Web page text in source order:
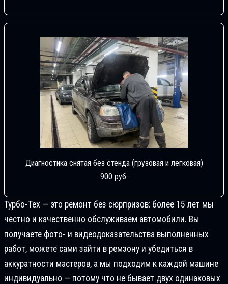
Диагностика снятая без стенда (грузовая и легковая)
900 руб.
Турбо-Тех — это ремонт без сюрпризов: более 15 лет мы
честно и качественно обслуживаем автомобили. Вы
получаете фото- и видеодоказательства выполненных
работ, можете сами зайти в ремзону и убедиться в
аккуратности мастеров, а мы подходим к каждой машине
индивидуально — потому что не бывает двух одинаковых